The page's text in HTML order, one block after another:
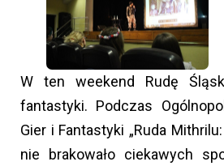
W ten weekend Rudę
fantastyki. Podczas
Gier i Fantastyki „Ruda
nie brakowało ciekawych